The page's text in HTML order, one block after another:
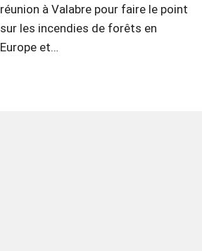
réunion à Valabre pour faire le point
sur les incendies de forêts en
Europe et…